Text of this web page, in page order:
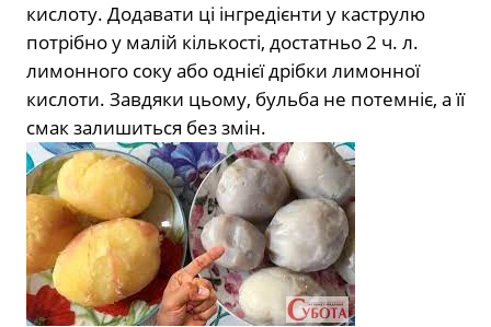
кислоту. Додавати ці інгредієнти у каструлю
потрібно у малій кількості, достатньо 2 ч. л.
лимонного соку або однієї дрібки лимонної
кислоти. Завдяки цьому, бульба не потемніє, а її
смак залишиться без змін.